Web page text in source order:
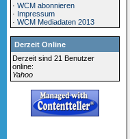
·WCM abonnieren
· Impressum
·WCM Mediadaten 2013
Derzeit Online
Derzeit sind 21 Benutzer
online:
Yahoo